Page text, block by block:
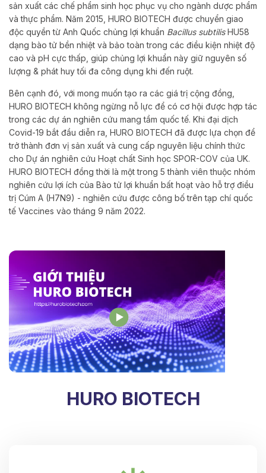
sản xuất các chế phẩm sinh học phục vụ cho ngành dược phẩm
và thực phẩm. Năm 2015, HURO BIOTECH được chuyển giao
độc quyền từ Anh Quốc chủng lợi khuẩn Bacillus subtilisHU58
dạng bào tử bền nhiệt và bảo toàn trong các điều kiện nhiệt độ
cao và pH cực thấp, giúp chủng lợi khuẩn này giữ nguyên số
lượng & phát huy tối đa công dụng khi đến ruột.
Bên cạnh đó, với mong muốn tạo ra các giá trị cộng đồng,
HURO BIOTECH không ngừng nỗ lực để có cơ hội được hợp tác
trong các dự án nghiên cứu mang tầm quốc tế. Khi đại dịch
Covid-19 bắt đầu diễn ra, HURO BIOTECH đã được lựa chọn để
trở thành đơn vị sản xuất và cung cấp nguyên liệu chính thức
cho Dự án nghiên cứu Hoạt chất Sinh học SPOR-COV của UK.
HURO BIOTECH đồng thời là một trong 5 thành viên thuộc nhóm
nghiên cứu lợi ích của Bào tử lợi khuẩn bất hoạt vào hỗ trợ điều
trị Cúm A (H7N9) - nghiên cứu được công bố trên tạp chí quốc
tế Vaccines vào tháng 9 năm 2022.
HURO BIOTECH